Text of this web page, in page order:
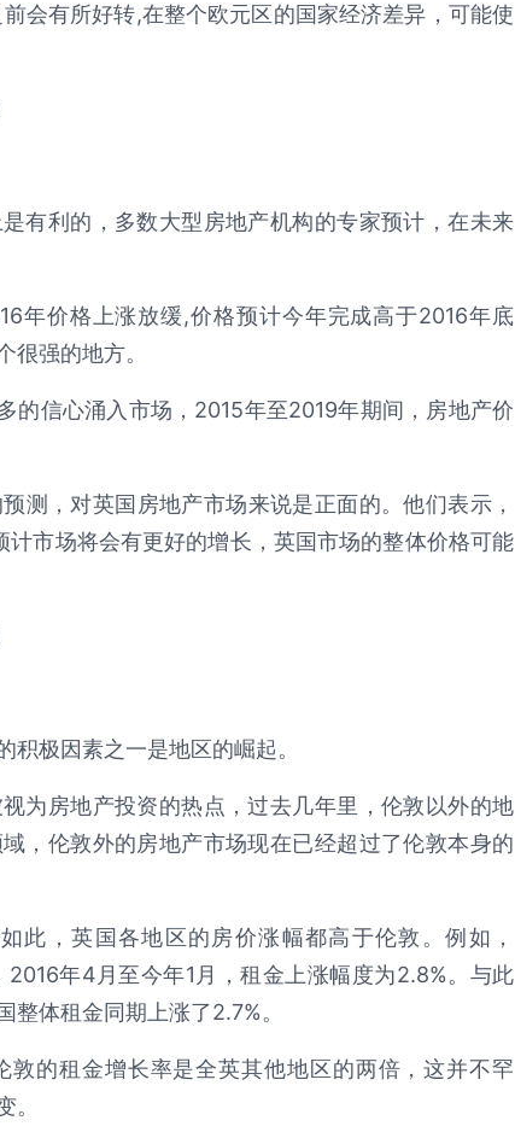
会有所好转,在整个欧元区的国家经济差异，可能使
有利的，多数大型房地产机构的专家预计，在未来
年价格上涨放缓,价格预计今年完成高于2016年底
强的地方。
信心涌入市场，2015年至2019年期间，房地产价
测，对英国房地产市场来说是正面的。他们表示，
市场将会有更好的增长，英国市场的整体价格可能
极因素之一是地区的崛起。
为房地产投资的热点，过去几年里，伦敦以外的地
，伦敦外的房地产市场现在已经超过了伦敦本身的
此，英国各地区的房价涨幅都高于伦敦。例如，
年4月至今年1月，租金上涨幅度为2.8%。与此
整体租金同期上涨了2.7%。
的租金增长率是全英其他地区的两倍，这并不罕
。